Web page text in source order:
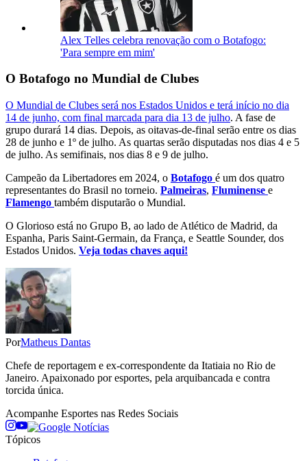
Alex Telles celebra renovação com o Botafogo:
'Para sempre em mim'
O Botafogo no Mundial de Clubes
O Mundial de Clubes será nos Estados Unidos e terá início no dia
14 de junho, com final marcada para dia 13 de julho. A fase de
grupo durará 14 dias. Depois, as oitavas-de-final serão entre os dias
28 de junho e 1º de julho. As quartas serão disputadas nos dias 4 e 5
de julho. As semifinais, nos dias 8 e 9 de julho.
Campeão da Libertadores em 2024, o Botafogo é um dos quatro
representantes do Brasil no torneio. Palmeiras, Fluminense e
Flamengo também disputarão o Mundial.
O Glorioso está no Grupo B, ao lado de Atlético de Madrid, da
Espanha, Paris Saint-Germain, da França, e Seattle Sounder, dos
Estados Unidos. Veja todas chaves aqui!
PorMatheus Dantas
Chefe de reportagem e ex-correspondente da Itatiaia no Rio de
Janeiro. Apaixonado por esportes, pela arquibancada e contra
torcida única.
Acompanhe Esportes nas Redes Sociais
Tópicos